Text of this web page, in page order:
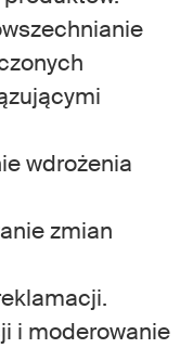
wdrożenia
zmian
i moderowanie